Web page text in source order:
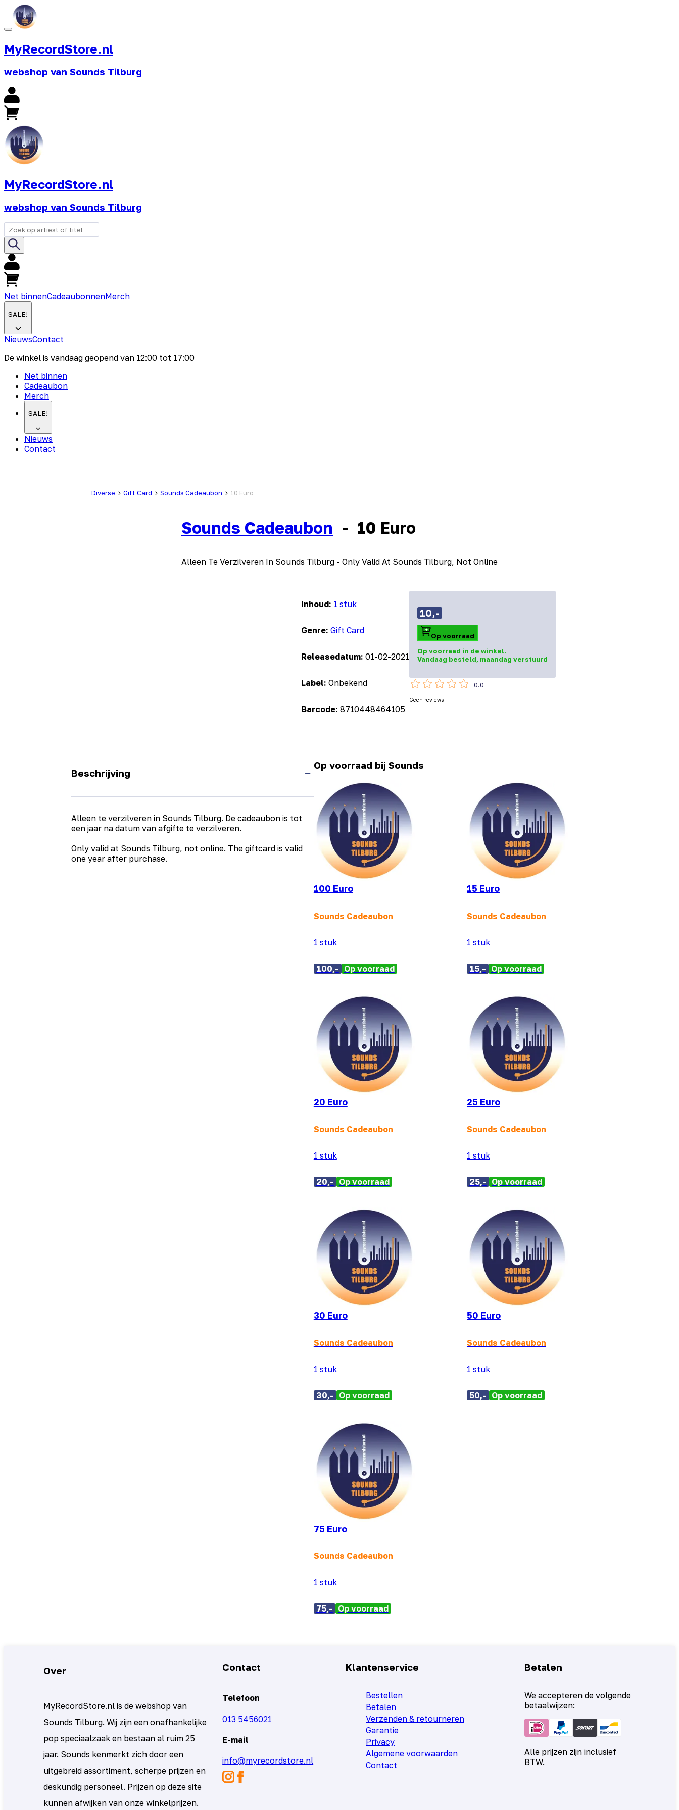
MyRecordStore.nl
webshop van Sounds Tilburg
MyRecordStore.nl
webshop van Sounds Tilburg
Net binnenCadeaubonnenMerch
SALE!
NieuwsContact
De winkel is vandaag geopend van 12:00 tot 17:00
Net binnen
Cadeaubon
Merch
SALE!
Nieuws
Contact
Diverse Gift Card Sounds Cadeaubon 10 Euro
Sounds Cadeaubon - 10 Euro
Alleen Te Verzilveren In Sounds Tilburg - Only Valid At Sounds Tilburg, Not Online
Inhoud: 1 stuk
Genre: Gift Card
Releasedatum: 01-02-2021
Label: Onbekend
Barcode: 8710448464105
10,-
Op voorraad
Op voorraad in de winkel.
Vandaag besteld, maandag verstuurd
0.0
Geen reviews
Beschrijving
Alleen te verzilveren in Sounds Tilburg. De cadeaubon is tot
een jaar na datum van afgifte te verzilveren.
Only valid at Sounds Tilburg, not online. The giftcard is valid
one year after purchase.
Op voorraad bij Sounds
100 Euro
Sounds Cadeaubon
1 stuk
100,- Op voorraad
15 Euro
Sounds Cadeaubon
1 stuk
15,- Op voorraad
20 Euro
Sounds Cadeaubon
1 stuk
20,- Op voorraad
25 Euro
Sounds Cadeaubon
1 stuk
25,- Op voorraad
30 Euro
Sounds Cadeaubon
1 stuk
30,- Op voorraad
50 Euro
Sounds Cadeaubon
1 stuk
50,- Op voorraad
75 Euro
Sounds Cadeaubon
1 stuk
75,- Op voorraad
Over
MyRecordStore.nl is de webshop van
Sounds Tilburg. Wij zijn een onafhankelijke
pop speciaalzaak en bestaan al ruim 25
jaar. Sounds kenmerkt zich door een
uitgebreid assortiment, scherpe prijzen en
deskundig personeel. Prijzen op deze site
kunnen afwijken van onze winkelprijzen.
Contact
Telefoon
013 5456021
E-mail
info@myrecordstore.nl
Klantenservice
Bestellen
Betalen
Verzenden & retourneren
Garantie
Privacy
Algemene voorwaarden
Contact
Betalen
We accepteren de volgende
betaalwijzen:
Alle prijzen zijn inclusief
BTW.